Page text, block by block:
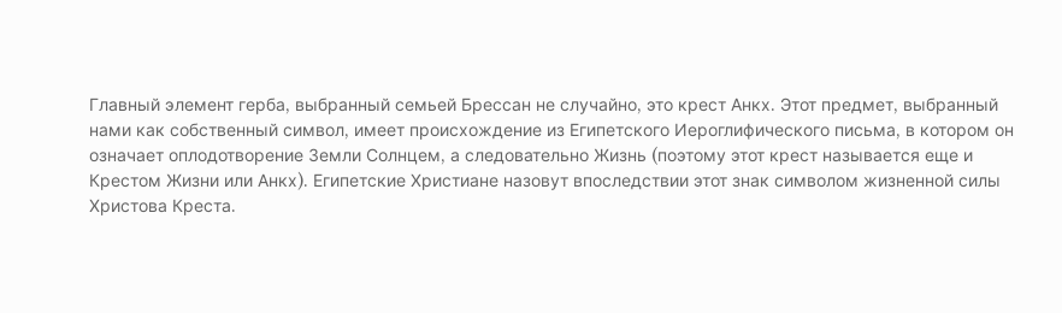
Главный элемент герба, выбранный семьей Брессан не случайно, это крест Анкх. Этот предмет, выбранный
нами как собственный символ, имеет происхождение из Египетского Иероглифического письма, в котором он
означает оплодотворение Земли Солнцем, а следовательно Жизнь (поэтому этот крест называется еще и
Крестом Жизни или Анкх). Египетские Христиане назовут впоследствии этот знак символом жизненной силы
Христова Креста.